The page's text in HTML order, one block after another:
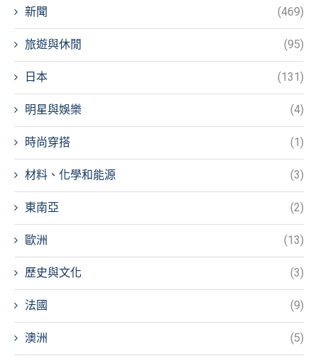
新聞 (469)
旅遊與休閒 (95)
日本 (131)
明星與娛樂 (4)
時尚穿搭 (1)
材料、化學和能源 (3)
東南亞 (2)
歐洲 (13)
歷史與文化 (3)
法國 (9)
澳洲 (5)